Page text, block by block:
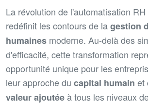
La révolution de l'automatisation
redéfinit les contours de lagestion
humaines moderne. Au-delà des
d'efficacité, cette transformation
opportunité unique pour les
leur approche du capital humain et
valeur ajoutéeà tous les niveaux